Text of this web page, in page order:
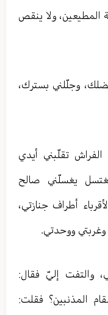
المطيعين، ولا ينقص
وجلّلني بسترك،
تقلّبني أيدي
يغسلّني صالح
أطراف جنازتي،
ووحدتي.
والتفت إليّ فقال:
المذنبين؟ فقلت: